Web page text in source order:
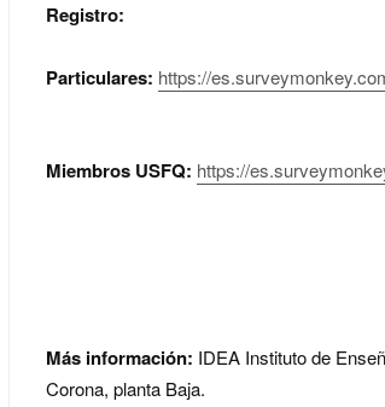
Registro:
Particulares: https://
Miembros USFQ: https://
Más información: IDEA Instituto de
Corona, planta Baja.